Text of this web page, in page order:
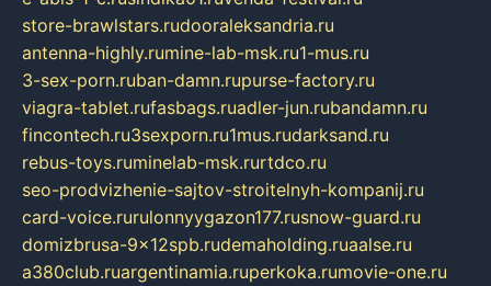
store-brawlstars.rudooraleksandria.ru
antenna-highly.rumine-lab-msk.ru1-mus.ru
3-sex-porn.ruban-damn.rupurse-factory.ru
viagra-tablet.rufasbags.ruadler-jun.rubandamn.ru
fincontech.ru3sexporn.ru1mus.rudarksand.ru
rebus-toys.ruminelab-msk.rurtdco.ru
seo-prodvizhenie-sajtov-stroitelnyh-kompanij.ru
card-voice.rurulonnyygazon177.rusnow-guard.ru
domizbrusa-9x12spb.rudemaholding.ruaalse.ru
a380club.ruargentinamia.ruperkoka.rumovie-one.ru